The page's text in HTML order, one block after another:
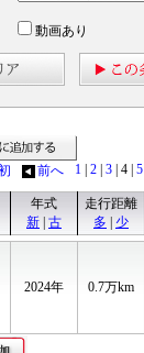
動画あり
前へ 1 2 3 | 4 5
年式
新 古
走行距離
多
少
2024年 0.7万km